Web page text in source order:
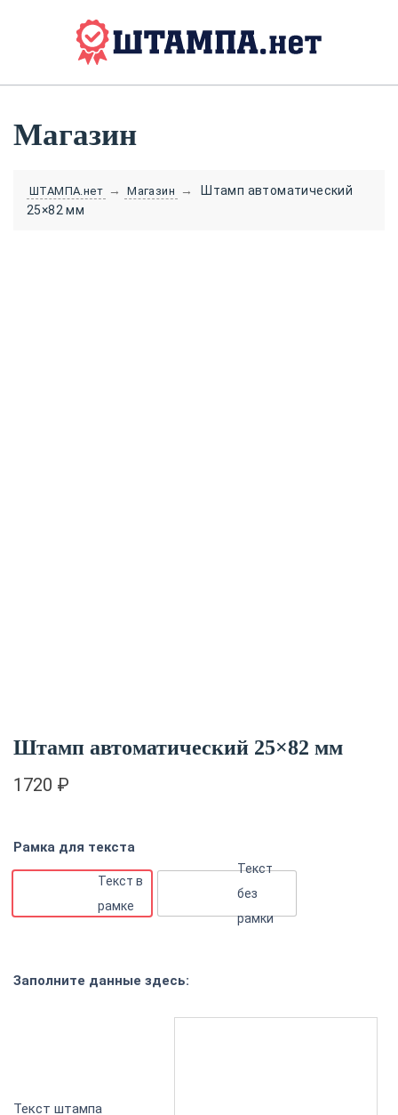
Магазин
ШТАМПА.нет → Магазин →
Штамп автоматический
25×82 мм
Штамп автоматический 25×82 мм
1720 ₽
Рамка для текста
Текст в
рамке
Текст
без
рамки
Заполните данные здесь:
Текст штампа